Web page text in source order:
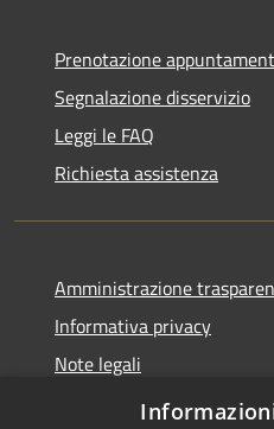
Prenotazione
Segnalazione disservizio
Leggi le FAQ
Richiesta assistenza
Amministrazione
Informativa privacy
Note legali
Dichiarazione di